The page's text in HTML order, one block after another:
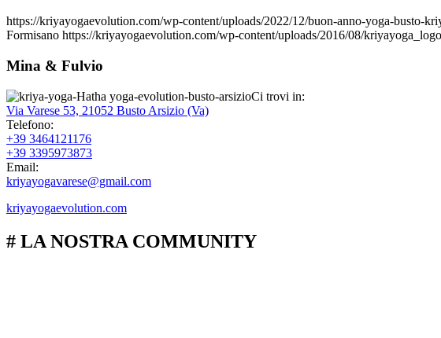
https://kriyayogaevolution.com/wp-content/uploads/2022/12/buon-anno-yoga-busto-
Formisano https://kriyayogaevolution.com/wp-content/uploads/2016/08/
Mina & Fulvio
Ci trovi in:
Via Varese 53, 21052 Busto Arsizio (Va)
Telefono:
+39 3464121176
+39 3395973873
Email:
kriyayogavarese@gmail.com
kriyayogaevolution.com
# LA NOSTRA COMMUNITY